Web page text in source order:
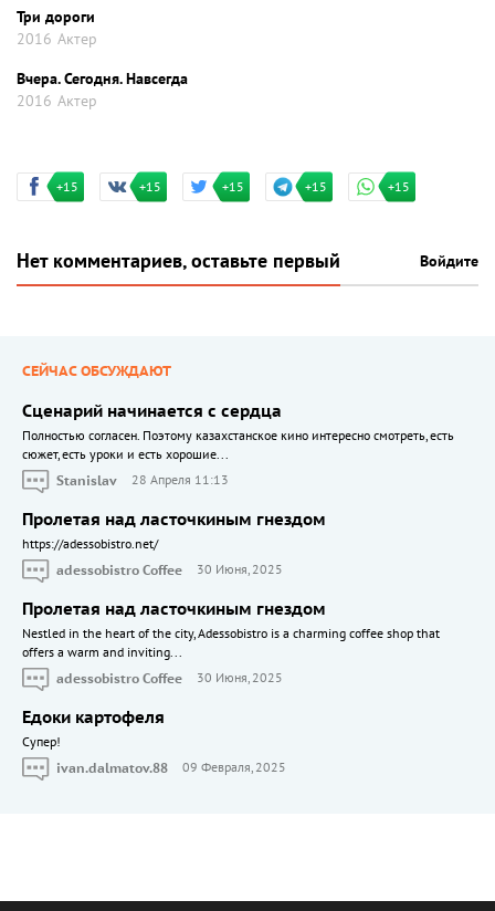
Три дороги
2016 Актер
Вчера. Сегодня. Навсегда
2016 Актер
+15 +15 +15 +15 +15
Нет комментариев, оставьте первый Войдите
СЕЙЧАС ОБСУЖДАЮТ
Сценарий начинается с сердца
Полностью согласен. Поэтому казахстанское кино интересно смотреть, есть
сюжет, есть уроки и есть хорошие...
Stanislav
28 Апреля 11:13
Пролетая над ласточкиным гнездом
https://adessobistro.net/
adessobistro Coffee
30 Июня, 2025
Пролетая над ласточкиным гнездом
Nestled in the heart of the city, Adessobistro is a charming coffee shop that
offers a warm and inviting...
adessobistro Coffee
30 Июня, 2025
Едоки картофеля
Cупер!
ivan.dalmatov.88
09 Февраля, 2025